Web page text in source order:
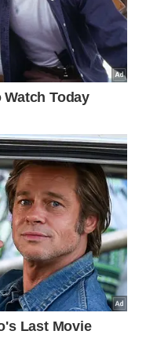
a estrutura
essas
identificadas.
mas não
causa. Apesar
fortes surgiram
dianteiras.
visual, operando
reais. Aqueles
falhas
marcas de uma
desse